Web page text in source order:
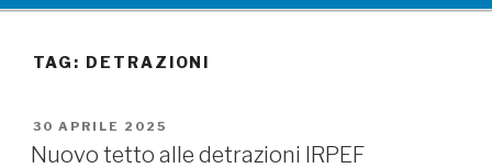
TAG: DETRAZIONI
PUBBLICATO
IL
30 APRILE 2025
Nuovo tetto alle detrazioni IRPEF